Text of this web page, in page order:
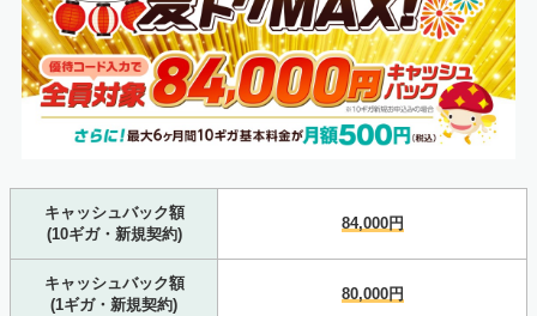
キャッシュバック額
(10ギガ・新規契約)
84,000円
キャッシュバック額
(1ギガ・新規契約)
80,000円